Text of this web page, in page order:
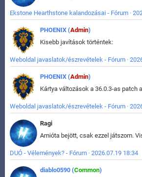
Ekstone Hearthstone kalandozásai - Fórum ·
PHOENIX (Admin)
Kisebb javítások történtek:
Weboldal javaslatok/észrevételek - Fórum ·
PHOENIX (Admin)
Weboldal javaslatok/észrevételek - Fórum ·
Ragi
DUÓ - Vélemények? - Fórum · 2026.07.19 18:34
diablo0590 (Common)